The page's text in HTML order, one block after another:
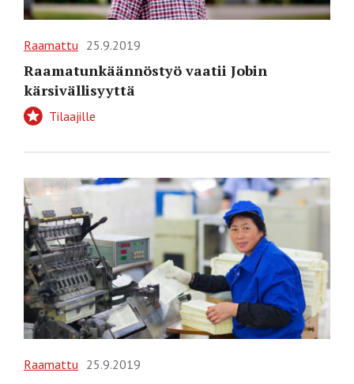
Raamattu 25.9.2019
Raamatunkäännöstyö vaatii Jobin
kärsivällisyyttä
Tilaajille
Raamattu 25.9.2019